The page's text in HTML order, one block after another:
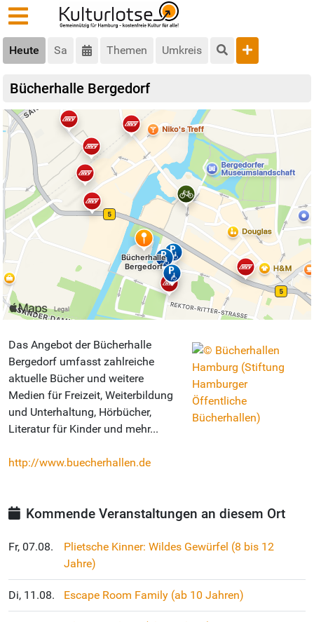
Heute Sa Themen Umkreis
Bücherhalle Bergedorf
Das Angebot der Bücherhalle
Bergedorf umfasst zahlreiche
aktuelle Bücher und weitere
Medien für Freizeit, Weiterbildung
und Unterhaltung, Hörbücher,
Literatur für Kinder und mehr...
http://www.buecherhallen.de
Kommende Veranstaltungen an diesem Ort
Fr, 07.08.
Plietsche Kinner: Wildes Gewürfel (8 bis 12
Jahre)
Di, 11.08. Escape Room Family (ab 10 Jahren)